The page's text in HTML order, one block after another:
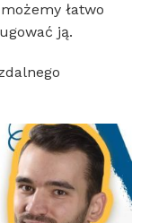
łatwo
ją.